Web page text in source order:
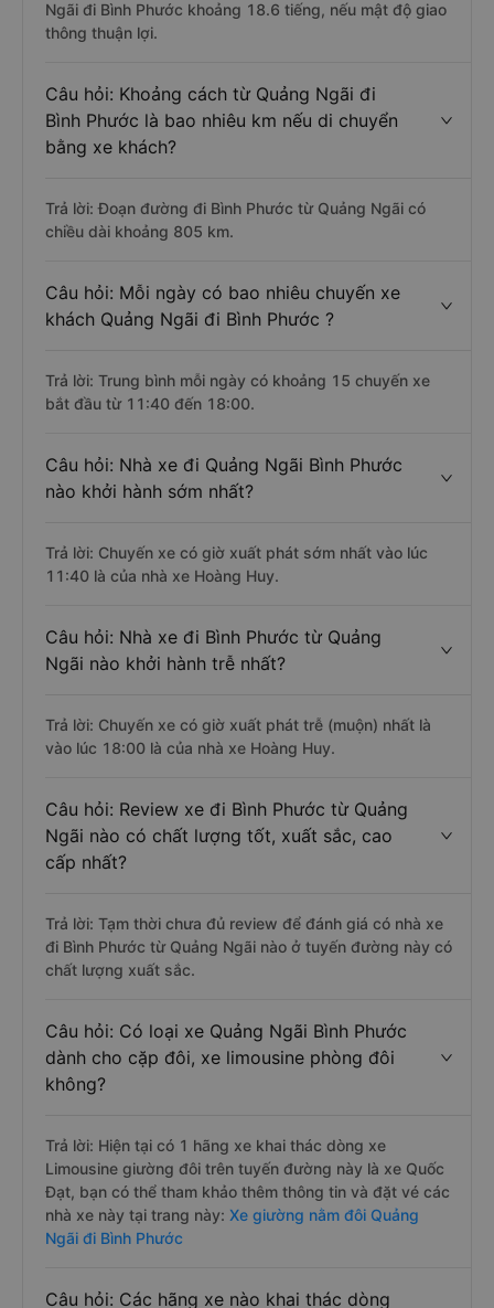
Ngãi đi Bình Phước khoảng 18.6 tiếng, nếu mật độ giao
thông thuận lợi.
Câu hỏi: Khoảng cách từ Quảng Ngãi đi
Bình Phước là bao nhiêu km nếu di chuyển
bằng xe khách?
Trả lời: Đoạn đường đi Bình Phước từ Quảng Ngãi có
chiều dài khoảng 805 km.
Câu hỏi: Mỗi ngày có bao nhiêu chuyến xe
khách Quảng Ngãi đi Bình Phước ?
Trả lời: Trung bình mỗi ngày có khoảng 15 chuyến xe
bắt đầu từ 11:40 đến 18:00.
Câu hỏi: Nhà xe đi Quảng Ngãi Bình Phước
nào khởi hành sớm nhất?
Trả lời: Chuyến xe có giờ xuất phát sớm nhất vào lúc
11:40 là của nhà xe Hoàng Huy.
Câu hỏi: Nhà xe đi Bình Phước từ Quảng
Ngãi nào khởi hành trễ nhất?
Trả lời: Chuyến xe có giờ xuất phát trễ (muộn) nhất là
vào lúc 18:00 là của nhà xe Hoàng Huy.
Câu hỏi: Review xe đi Bình Phước từ Quảng
Ngãi nào có chất lượng tốt, xuất sắc, cao
cấp nhất?
Trả lời: Tạm thời chưa đủ review để đánh giá có nhà xe
đi Bình Phước từ Quảng Ngãi nào ở tuyến đường này có
chất lượng xuất sắc.
Câu hỏi: Có loại xe Quảng Ngãi Bình Phước
dành cho cặp đôi, xe limousine phòng đôi
không?
Trả lời: Hiện tại có 1 hãng xe khai thác dòng xe
Limousine giường đôi trên tuyến đường này là xe Quốc
Đạt, bạn có thể tham khảo thêm thông tin và đặt vé các
nhà xe này tại trang này: Xe giường nằm đôi Quảng
Ngãi đi Bình Phước
Câu hỏi: Các hãng xe nào khai thác dòng